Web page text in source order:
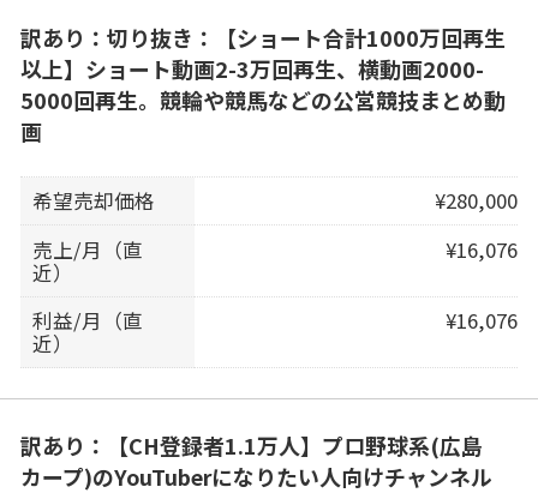
訳あり：切り抜き：【ショート合計1000万回再生
以上】ショート動画2-3万回再生、横動画2000-
5000回再生。競輪や競馬などの公営競技まとめ動
画
希望売却価格
¥280,000
売上/月（直
近）
¥16,076
利益/月（直
近）
¥16,076
訳あり：【CH登録者1.1万人】プロ野球系(広島
カープ)のYouTuberになりたい人向けチャンネル